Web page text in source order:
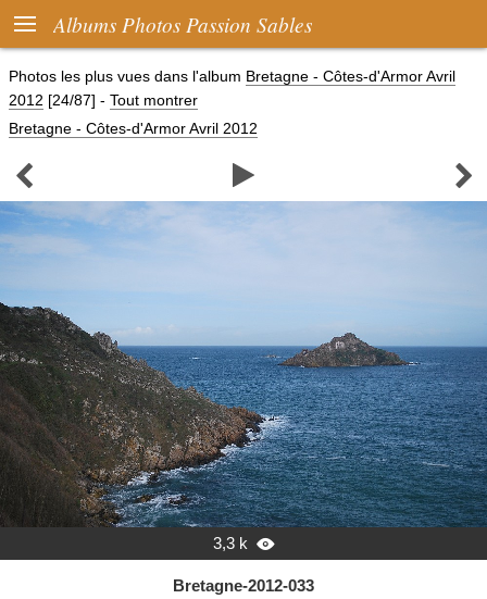
 Albums Photos Passion Sables
Photos les plus vues dans l'album Bretagne - Côtes-d'Armor Avril
2012 [24/87] - Tout montrer
Bretagne - Côtes-d'Armor Avril 2012
  
3,3 k 
Bretagne-2012-033